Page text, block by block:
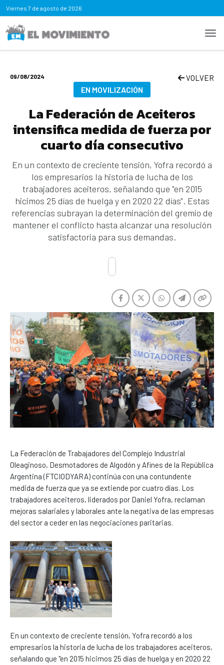
Viernes 7 de agosto de 2026
09/08/2024 VOLVER
EN MOVILIZACIÓN
La Federación de Aceiteros
intensifica medida de fuerza por
cuarto día consecutivo
En un contexto de creciente tensión, Yofra recordó a
los empresarios la historia de lucha de los
trabajadores aceiteros, señalando que "en 2015
hicimos 25 días de huelga y en 2020 22 días". Estas
referencias subrayan la determinación del gremio de
mantener el conflicto hasta alcanzar una resolución
satisfactoria para sus demandas.
La Federación de Trabajadores del Complejo Industrial
Oleaginoso, Desmotadores de Algodón y Afines de la República
Argentina (FTCIODYARA) continúa con una contundente
medida de fuerza que ya se extiende por cuatro días. Los
trabajadores aceiteros, liderados por Daniel Yofra, reclaman
mejoras salariales y laborales ante la negativa de las empresas
del sector a ceder en las negociaciones paritarias.
En un contexto de creciente tensión, Yofra recordó a los
empresarios la historia de lucha de los trabajadores aceiteros,
señalando que "en 2015 hicimos 25 días de huelga y en 2020 22